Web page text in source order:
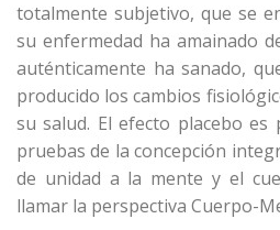
totalmente subjetivo, que se
su enfermedad ha amainado
auténticamente ha sanado,
producido los cambios
su salud. El efecto placebo
pruebas de la concepción
de unidad a la mente y el
llamar la perspectiva Cuerpo-